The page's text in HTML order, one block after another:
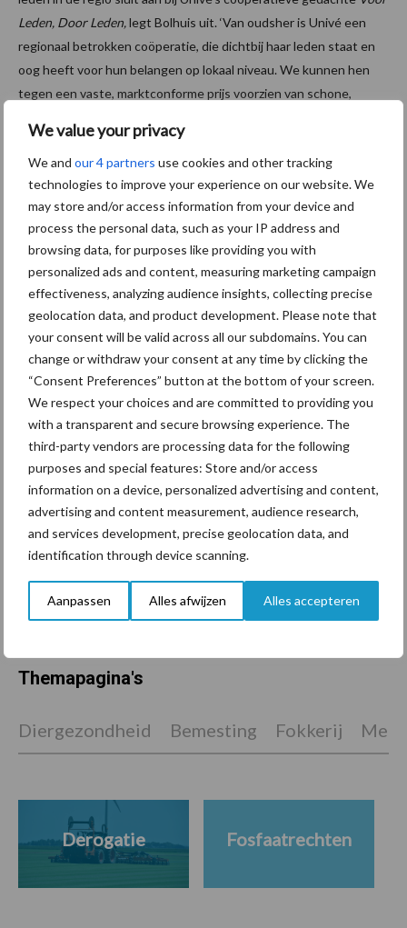
We value your privacy
We and our 4 partners use cookies and other tracking
technologies to improve your experience on our website. We
may store and/or access information from your device and
process the personal data, such as your IP address and
browsing data, for purposes like providing you with
personalized ads and content, measuring marketing campaign
effectiveness, analyzing audience insights, collecting precise
geolocation data, and product development. Please note that
your consent will be valid across all our subdomains. You can
change or withdraw your consent at any time by clicking the
“Consent Preferences” button at the bottom of your screen.
We respect your choices and are committed to providing you
with a transparent and secure browsing experience. The
third-party vendors are processing data for the following
purposes and special features: Store and/or access
information on a device, personalized advertising and content,
advertising and content measurement, audience research,
and services development, precise geolocation data, and
identification through device scanning.
Aanpassen Alles afwijzen Alles accepteren
Leden, Door Leden,legt Bolhuis uit. ‘Van oudsher is Univé een
regionaal betrokken coöperatie, die dichtbij haar leden staat en
oog heeft voor hun belangen op lokaal niveau. We kunnen hen
tegen een vaste, marktconforme prijs voorzien van schone,
verduurzaming van hun leefomgeving. Dat past perfect bij de
coöperatie die we willen zijn.’
Bron: Univé
Aanbevolen voor jou!
Grondstoffenmarkt blijft
grillig: droogte en
geopolitiek houden handel
in de greep
De speenhuid: een vaak
onderschatte risicofactor
voor mastitis
ForFarmers ziet volume en
marktaandeel groeien in
markt
Themapagina's
Diergezondheid Bemesting Fokkerij
Derogatie Fosfaatrechten